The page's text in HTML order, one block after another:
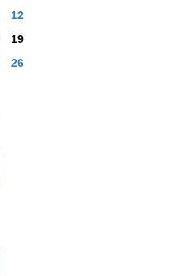
12
19
26